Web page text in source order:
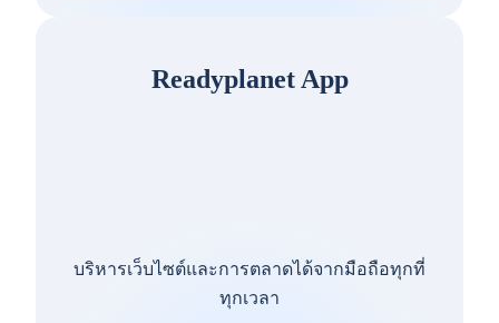
Readyplanet App
บริหารเว็บไซต์และการตลาดได้จากมือถือทุกที่
ทุกเวลา